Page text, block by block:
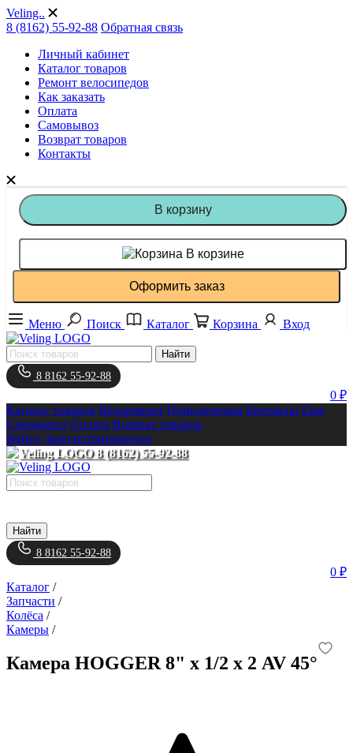
Veling..
8 (8162) 55-92-88 Обратная связь
Личный кабинет
Каталог товаров
Ремонт велосипедов
Как заказать
Оплата
Самовывоз
Возврат товаров
Контакты
В корзину
В корзине
Оформить заказ
Меню Поиск Каталог Корзина Вход
Найти
8 8162 55-92-88
0 ₽
Каталог товаров Велоремонт Приключения Контакты Еще
Самовывоз Оплата Возврат товаров
Войти Зарегистрироваться
8 (8162) 55-92-88
Найти
8 8162 55-92-88
0 ₽
Каталог /
Запчасти /
Колёса /
Камеры /
Камера HOGGER 8" x 1/2 х 2 AV 45°